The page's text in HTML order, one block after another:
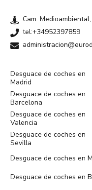
Cam.
tel:+34952397859
Desguace de coches en
Madrid
Desguace de coches en
Barcelona
Desguace de coches en
Valencia
Desguace de coches en
Sevilla
Desguace de coches en
Desguace de coches en